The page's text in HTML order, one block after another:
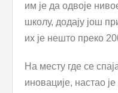
им је да одвоје
школу, додају још
их је нешто преко
На месту где се
иновације, настао